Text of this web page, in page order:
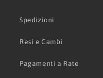
Spedizioni
Resi e Cambi
Pagamenti a Rate